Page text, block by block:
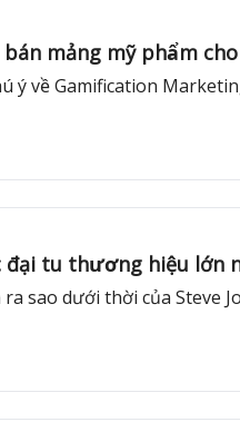
bán mảng mỹ phẩm
ý về Gamification
đại tu thương hiệu
sao dưới thời của Steve